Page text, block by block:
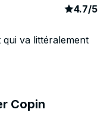
article
4.7/5
va littéralement
Copin